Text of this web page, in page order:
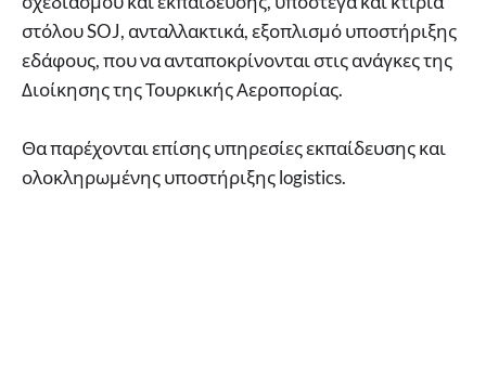
στόλου SOJ, ανταλλακτικά, εξοπλισμό υποστήριξης
εδάφους, που να ανταποκρίνονται στις ανάγκες της
Διοίκησης της Τουρκικής Αεροπορίας.
Θα παρέχονται επίσης υπηρεσίες εκπαίδευσης και
ολοκληρωμένης υποστήριξης logistics.